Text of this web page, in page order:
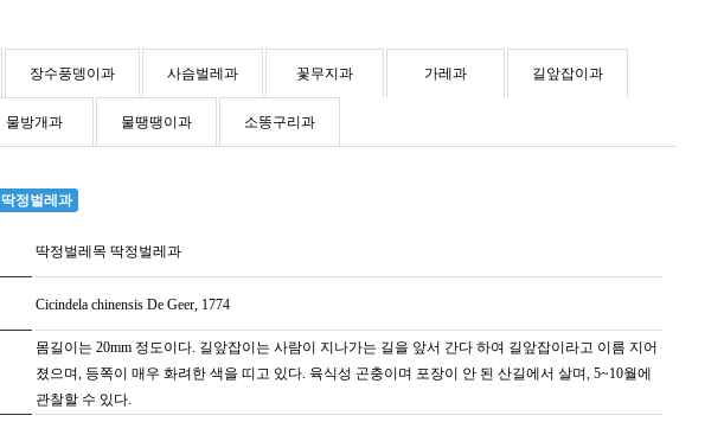
장수풍뎅이과 사슴벌레과 꽃무지과 가레과 길앞잡이과
물방개과 물땡땡이과 소똥구리과
딱정벌레과
딱정벌레목 딱정벌레과
Cicindela chinensis De Geer, 1774
몸길이는 20mm 정도이다. 길앞잡이는 사람이 지나가는 길을 앞서 간다 하여 길앞잡이라고 이름 지어
졌으며, 등쪽이 매우 화려한 색을 띠고 있다. 육식성 곤충이며 포장이 안 된 산길에서 살며, 5~10월에
관찰할 수 있다.